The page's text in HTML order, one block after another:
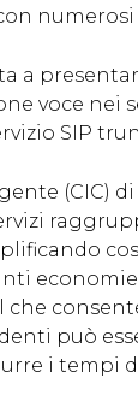
a
voce nei
SIP
(CIC) di
economie
può
i tempi